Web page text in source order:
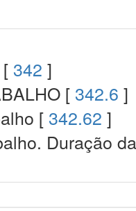
342 ]
[ 342.6 ]
[ 342.62 ]
Duração